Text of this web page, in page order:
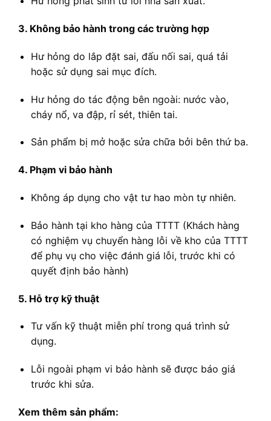
3. Không bảo hành trong các trường hợp
Hư hỏng do lắp đặt sai, đấu nối sai, quá tải
hoặc sử dụng sai mục đích.
Hư hỏng do tác động bên ngoài: nước vào,
cháy nổ, va đập, rỉ sét, thiên tai.
Sản phẩm bị mở hoặc sửa chữa bởi bên thứ ba.
4. Phạm vi bảo hành
Không áp dụng cho vật tư hao mòn tự nhiên.
Bảo hành tại kho hàng của TTTT (Khách hàng
có nghiệm vụ chuyển hàng lỗi về kho của TTTT
để phụ vụ cho việc đánh giá lỗi, trước khi có
quyết định bảo hành)
5. Hỗ trợ kỹ thuật
Tư vấn kỹ thuật miễn phí trong quá trình sử
dụng.
Lỗi ngoài phạm vi bảo hành sẽ được báo giá
trước khi sửa.
Xem thêm sản phẩm: